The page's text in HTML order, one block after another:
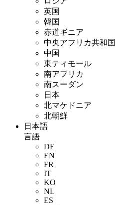
英国
韓国
赤道ギニア
中央アフリカ共和国
中国
東ティモール
南アフリカ
南スーダン
日本
北マケドニア
北朝鮮
日本語
言語
DE
EN
FR
IT
KO
NL
ES